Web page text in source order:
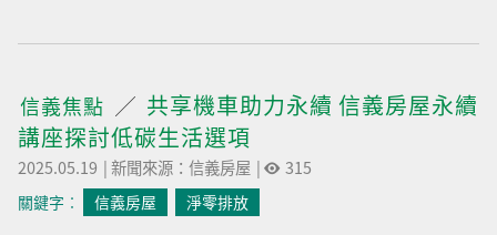
信義焦點
共享機車助力永續 信義房屋永續
講座探討低碳生活選項
2025.05.19 |新聞來源：信義房屋 | 315
關鍵字︰ 信義房屋 淨零排放